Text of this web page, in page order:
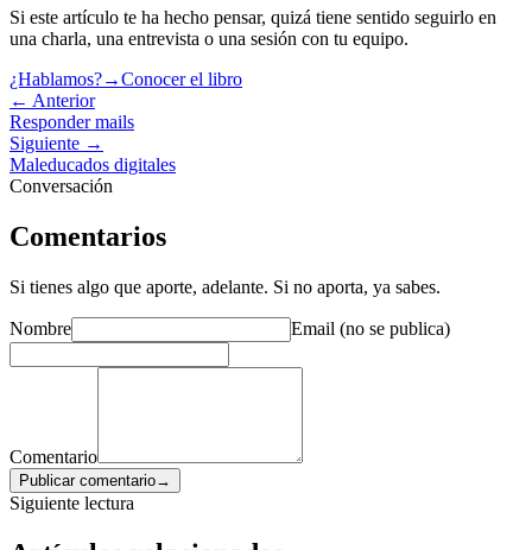
Si este artículo te ha hecho pensar, quizá tiene sentido seguirlo en
una charla, una entrevista o una sesión con tu equipo.
¿Hablamos?→Conocer el libro
← Anterior
Responder mails
Siguiente →
Maleducados digitales
Conversación
Comentarios
Si tienes algo que aporte, adelante. Si no aporta, ya sabes.
Nombre Email (no se publica)
Comentario
Publicar comentario→
Siguiente lectura